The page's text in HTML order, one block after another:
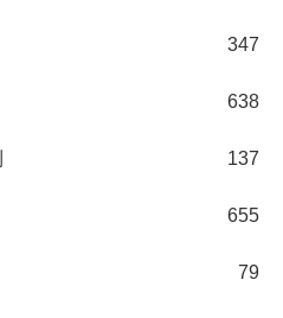
347
638
137
655
79